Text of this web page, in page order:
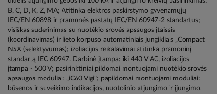
B, C, D, K, Z, MA; Atitinka elektros paskirstymo gyvenamųjų
IEC/EN 60898 ir pramonės pastatų IEC/EN 60947-2 standartus;
visiškas suderinimas su nuotėkio srovės apsaugos įtaisais
(koordinavimas) ir lieto korpuso automatiniais jungikliais „Compact
NSX (selektyvumas); izoliacijos reikalavimai atitinka pramoninį
standartą IEC 60947. Darbinė įtampa: iki 440 V AC, izoliacijos
įtampa - 500 V; pasirinktiniai pildomai montuojami nuotėkio srovės
apsaugos moduliai: „iC60 Vigi"; papildomai montuojami moduliai:
būsenos ir suveikimo indikacijos, nuotolinio atjungimo ir įjungimo,